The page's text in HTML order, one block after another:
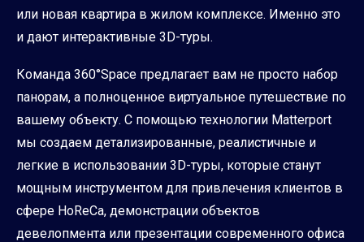
или новая квартира в жилом комплексе. Именно это
и дают интерактивные 3D-туры.
Команда 360°Space предлагает вам не просто набор
панорам, а полноценное виртуальное путешествие по
вашему объекту. С помощью технологии Matterport
мы создаем детализированные, реалистичные и
легкие в использовании 3D-туры, которые станут
мощным инструментом для привлечения клиентов в
сфере HoReCa, демонстрации объектов
девелопмента или презентации современного офиса